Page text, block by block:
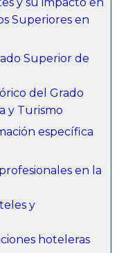
Superiores en
Superior de
del Grado
y Turismo
específica
en la
y
hoteleras